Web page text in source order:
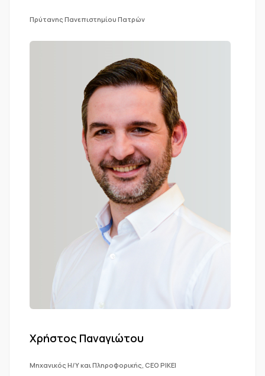
Πρύτανης Πανεπιστημίου Πατρών
Χρήστος Παναγιώτου
Μηχανικός Η/Υ και Πληροφορικής, CEO PIKEI